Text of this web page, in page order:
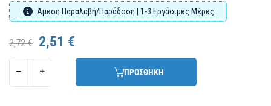
Άμεση Παραλαβή/Παράδοση | 1-3 Εργάσιμες Μέρες
2,72 € 2,51 €
ΠΡΟΣΘΗΚΗ